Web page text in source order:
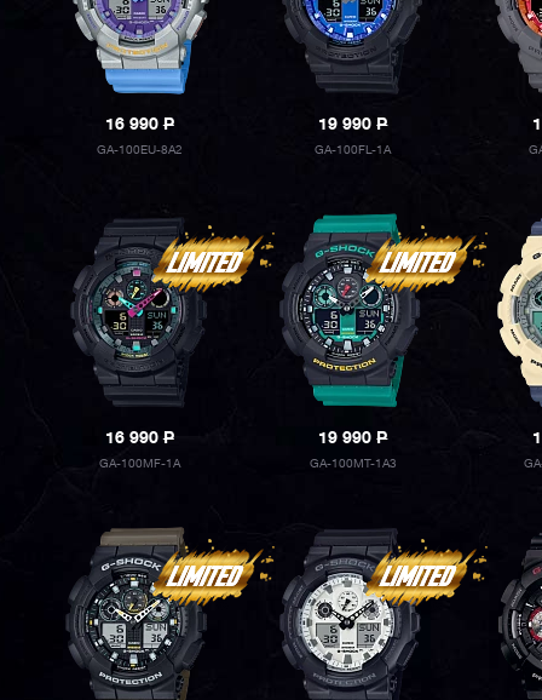
16 990P
GA-100EU-8A2
19 990P
GA-100FL-1A
16 990P
GA-100MF-1A
19 990P
GA-100MT-1A3